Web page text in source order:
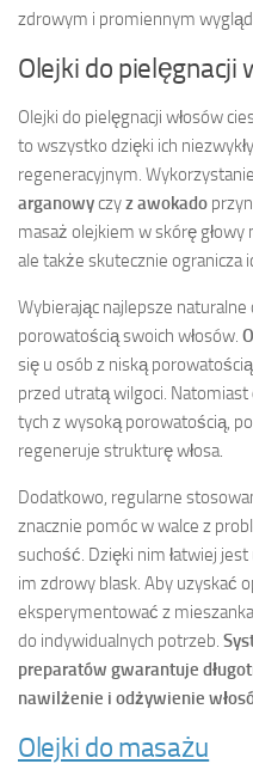
zdrowym i promiennym
Olejki do pielęgnacji
Olejki do pielęgnacji włosów
to wszystko dzięki ich
regeneracyjnym.
arganowyczyz awokado
masaż olejkiem w skórę
ale także skutecznie ogranicza
Wybierając najlepsze
porowatością swoich włosów.
się u osób z niską
przed utratą wilgoci. Natomiast
tych z wysoką porowatością,
regeneruje strukturę włosa.
Dodatkowo, regularne
znacznie pomóc w walce z
suchość. Dzięki nim łatwiej
im zdrowy blask. Aby uzyskać
eksperymentować z
do indywidualnych potrzeb.
preparatów gwarantuje
nawilżenie i odżywienie
Olejki do masażu